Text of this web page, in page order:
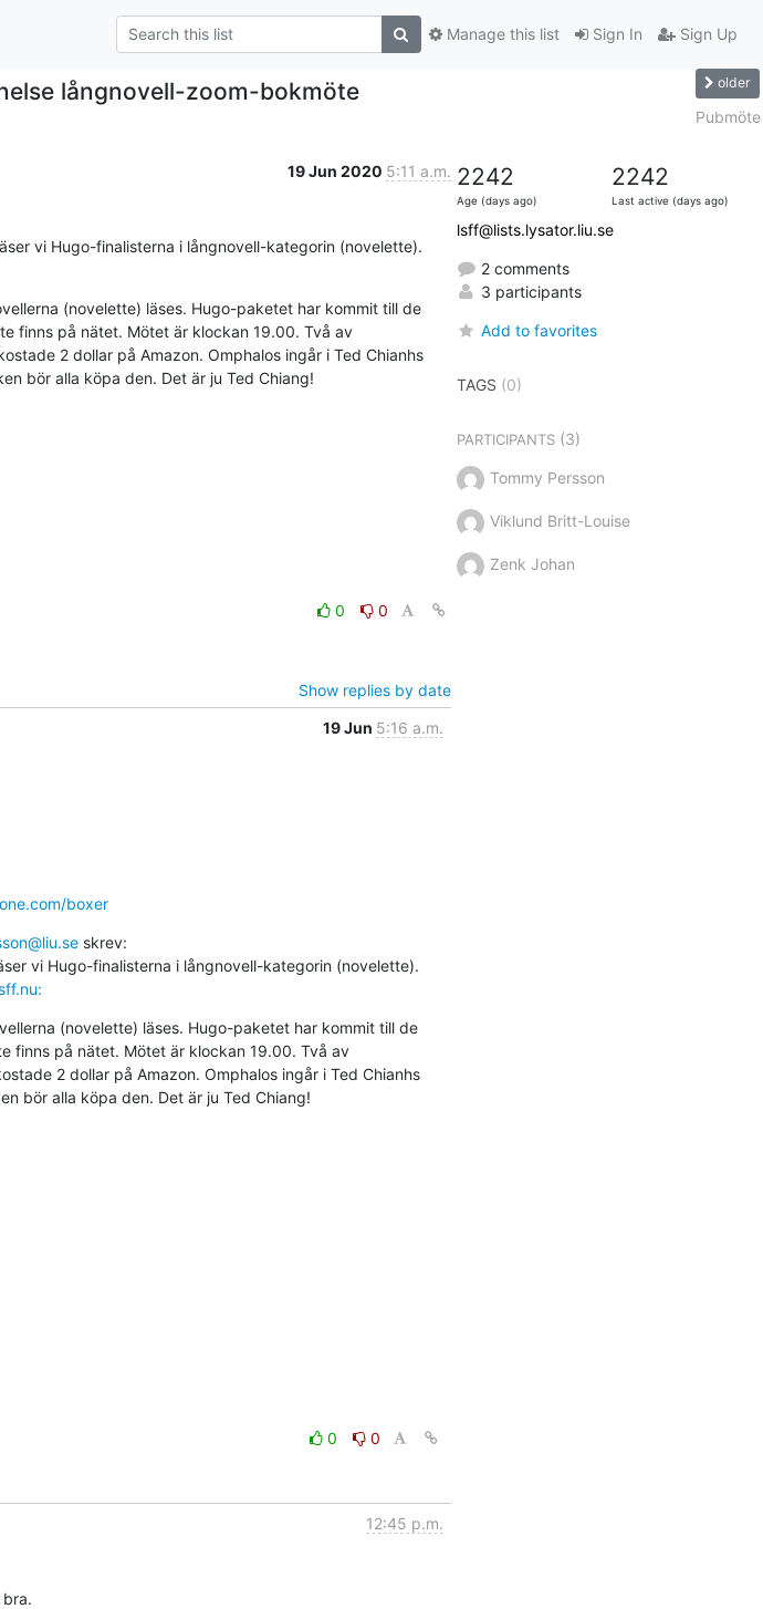
Sign In Sign Up
Manage this list
långnovell-zoom-bokmöte older
Pubmöte
19 Jun 2020 5:11 a.m.
vi Hugo-finalisterna i långnovell-kategorin (novelette).
(novelette) läses. Hugo-paketet har kommit till de
finns på nätet. Mötet är klockan 19.00. Två av
2 dollar på Amazon. Omphalos ingår i Ted Chianhs
bör alla köpa den. Det är ju Ted Chiang!
0
0
Show replies by date
19 Jun 5:16 a.m.
boxer
skrev:
vi Hugo-finalisterna i långnovell-kategorin (novelette).
(novelette) läses. Hugo-paketet har kommit till de
finns på nätet. Mötet är klockan 19.00. Två av
2 dollar på Amazon. Omphalos ingår i Ted Chianhs
bör alla köpa den. Det är ju Ted Chiang!
0
0
12:45 p.m.
2242
Age (days ago)
2242
Last active (days ago)
lsff@lists.lysator.liu.se
2 comments
3 participants
Add to favorites
TAGS (0)
PARTICIPANTS(3)
Tommy Persson
Viklund Britt-Louise
Zenk Johan